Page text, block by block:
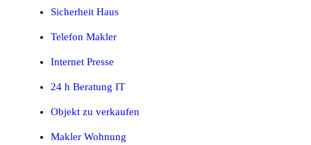
Sicherheit Haus
Telefon Makler
Internet Presse
24 h Beratung IT
Objekt zu verkaufen
Makler Wohnung